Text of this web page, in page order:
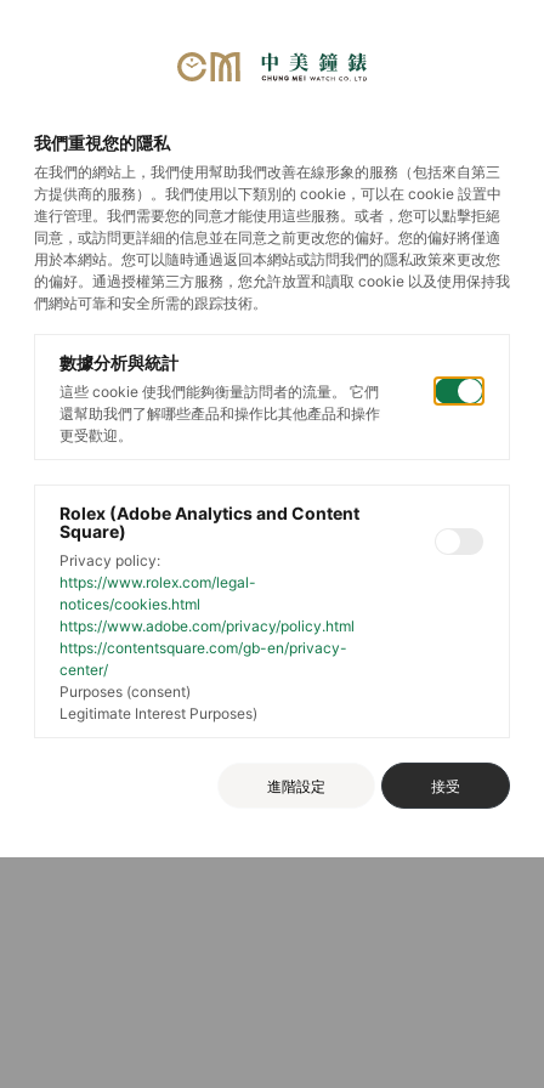
Black Bay S&G
篩選您的搜索
Facebook Instagram
隱私權政策
Copyright @ 2026 Chung Mei Watch 中美鐘錶眼鏡股份有限公司
我們重視您的隱私
在我們的網站上，我們使用幫助我們改善在線形象的服務（包括來自第三
方提供商的服務）。我們使用以下類別的 cookie，可以在 cookie 設置中
進行管理。我們需要您的同意才能使用這些服務。或者，您可以點擊拒絕
同意，或訪問更詳細的信息並在同意之前更改您的偏好。您的偏好將僅適
用於本網站。您可以隨時通過返回本網站或訪問我們的隱私政策來更改您
的偏好。通過授權第三方服務，您允許放置和讀取 cookie 以及使用保持我
們網站可靠和安全所需的跟踪技術。
數據分析與統計
這些 cookie 使我們能夠衡量訪問者的流量。 它們
還幫助我們了解哪些產品和操作比其他產品和操作
更受歡迎。
Rolex (Adobe Analytics and Content
Square)
Privacy policy:
https://www.rolex.com/legal-
notices/cookies.html
https://www.adobe.com/privacy/policy.html
https://contentsquare.com/gb-en/privacy-
center/
Purposes (consent)
Legitimate Interest Purposes)
進階設定 接受